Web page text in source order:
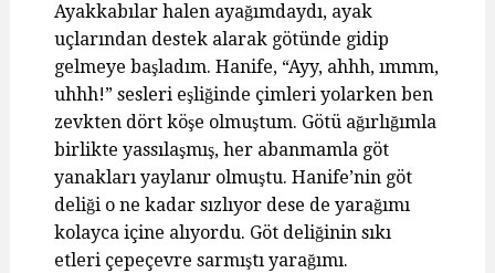
Ayakkabılar halen ayağımdaydı, ayak
uçlarından destek alarak götünde gidip
gelmeye başladım. Hanife, “Ayy, ahhh, ımmm,
uhhh!” sesleri eşliğinde çimleri yolarken ben
zevkten dört köşe olmuştum. Götü ağırlığımla
birlikte yassılaşmış, her abanmamla göt
yanakları yaylanır olmuştu. Hanife’nin göt
deliği o ne kadar sızlıyor dese de yarağımı
kolayca içine alıyordu. Göt deliğinin sıkı
etleri çepeçevre sarmıştı yarağımı.